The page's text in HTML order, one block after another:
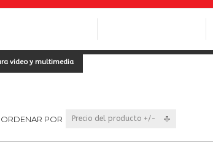
video y multimedia
ORDENAR POR Precio del producto +/-